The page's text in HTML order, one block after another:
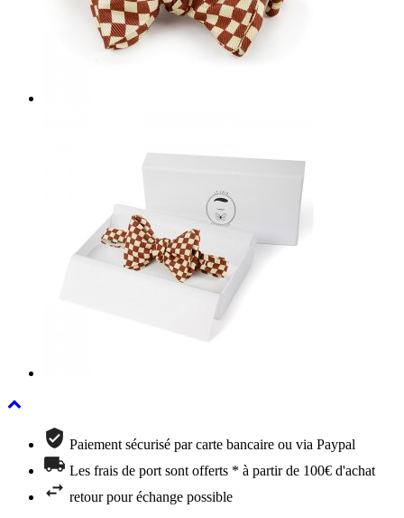
Paiement sécurisé par carte bancaire ou via Paypal
Les frais de port sont offerts * à partir de 100€ d'achat
retour pour échange possible